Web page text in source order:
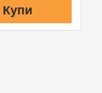
Купи